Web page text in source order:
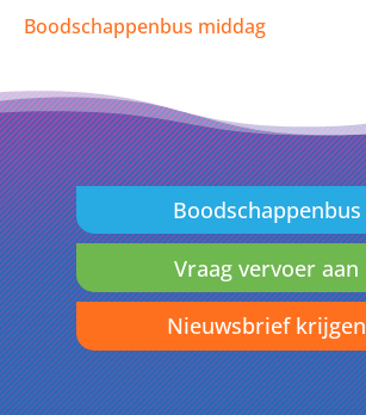
Boodschappenbus middag
Boodschappenbus
Vraag vervoer aan
Nieuwsbrief krijgen